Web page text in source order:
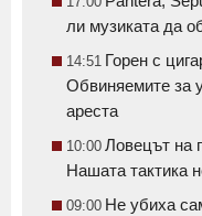
ли музиката да
14:51 Горен с
Обвиняемите за
ареста
10:00 Ловецът на
Нашата тактика
09:00 Не убиха